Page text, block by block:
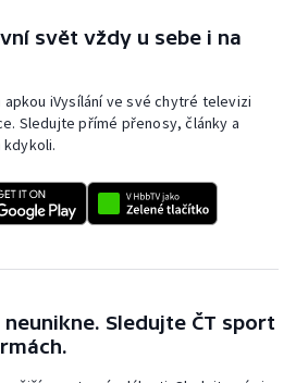
svět vždy u sebe i na
apkou iVysílání ve své chytré televizi
Sledujte přímé přenosy, články a
Sledujte ČT sport